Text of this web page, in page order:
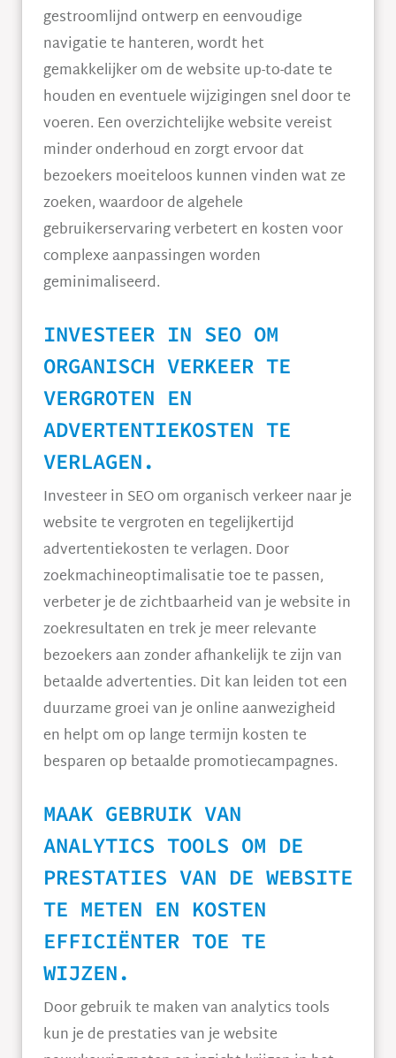
gestroomlijnd ontwerp en eenvoudige
navigatie te hanteren, wordt het
gemakkelijker om de website up-to-date te
houden en eventuele wijzigingen snel door te
voeren. Een overzichtelijke website vereist
minder onderhoud en zorgt ervoor dat
bezoekers moeiteloos kunnen vinden wat ze
zoeken, waardoor de algehele
gebruikerservaring verbetert en kosten voor
complexe aanpassingen worden
geminimaliseerd.
INVESTEER IN SEO OM
ORGANISCH VERKEER TE
VERGROTEN EN
ADVERTENTIEKOSTEN TE
VERLAGEN.
Investeer in SEO om organisch verkeer naar je
website te vergroten en tegelijkertijd
advertentiekosten te verlagen. Door
zoekmachineoptimalisatie toe te passen,
verbeter je de zichtbaarheid van je website in
zoekresultaten en trek je meer relevante
bezoekers aan zonder afhankelijk te zijn van
betaalde advertenties. Dit kan leiden tot een
duurzame groei van je online aanwezigheid
en helpt om op lange termijn kosten te
besparen op betaalde promotiecampagnes.
MAAK GEBRUIK VAN
ANALYTICS TOOLS OM DE
PRESTATIES VAN DE WEBSITE
TE METEN EN KOSTEN
EFFICIËNTER TOE TE
WIJZEN.
Door gebruik te maken van analytics tools
kun je de prestaties van je website